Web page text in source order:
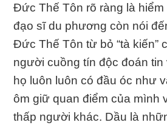
Ðức Thế Tôn rõ ràng là hiểm
đạo sĩ du phương còn nói
Ðức Thế Tôn từ bỏ “tà kiến”
người cuồng tín độc đoán tin
họ luôn luôn có đầu óc như
ôm giữ quan điểm của mình
thấp người khác. Dầu là